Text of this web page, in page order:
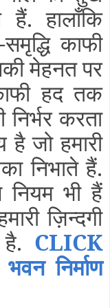
हालाँकि
काफी
मेहनत पर
हद तक
करता
जो हमारी
निभाते हैं.
भी हैं
ज़िन्दगी
CLICK
निर्माण